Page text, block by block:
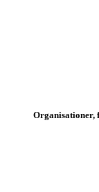
Organisationer,